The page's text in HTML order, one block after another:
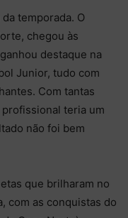
temporada. O
chegou às
destaque na
Junior, tudo com
Com tantas
teria um
não foi bem
que brilharam no
com as conquistas do